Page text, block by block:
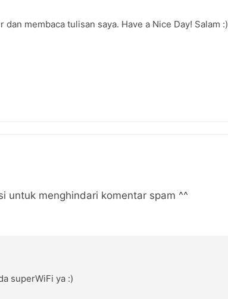
membaca tulisan saya. Have a Nice Day! Salam :)
untuk menghindari komentar spam ^^
superWiFi ya :)